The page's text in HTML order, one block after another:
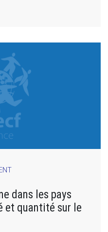
dans les pays
et quantité sur le